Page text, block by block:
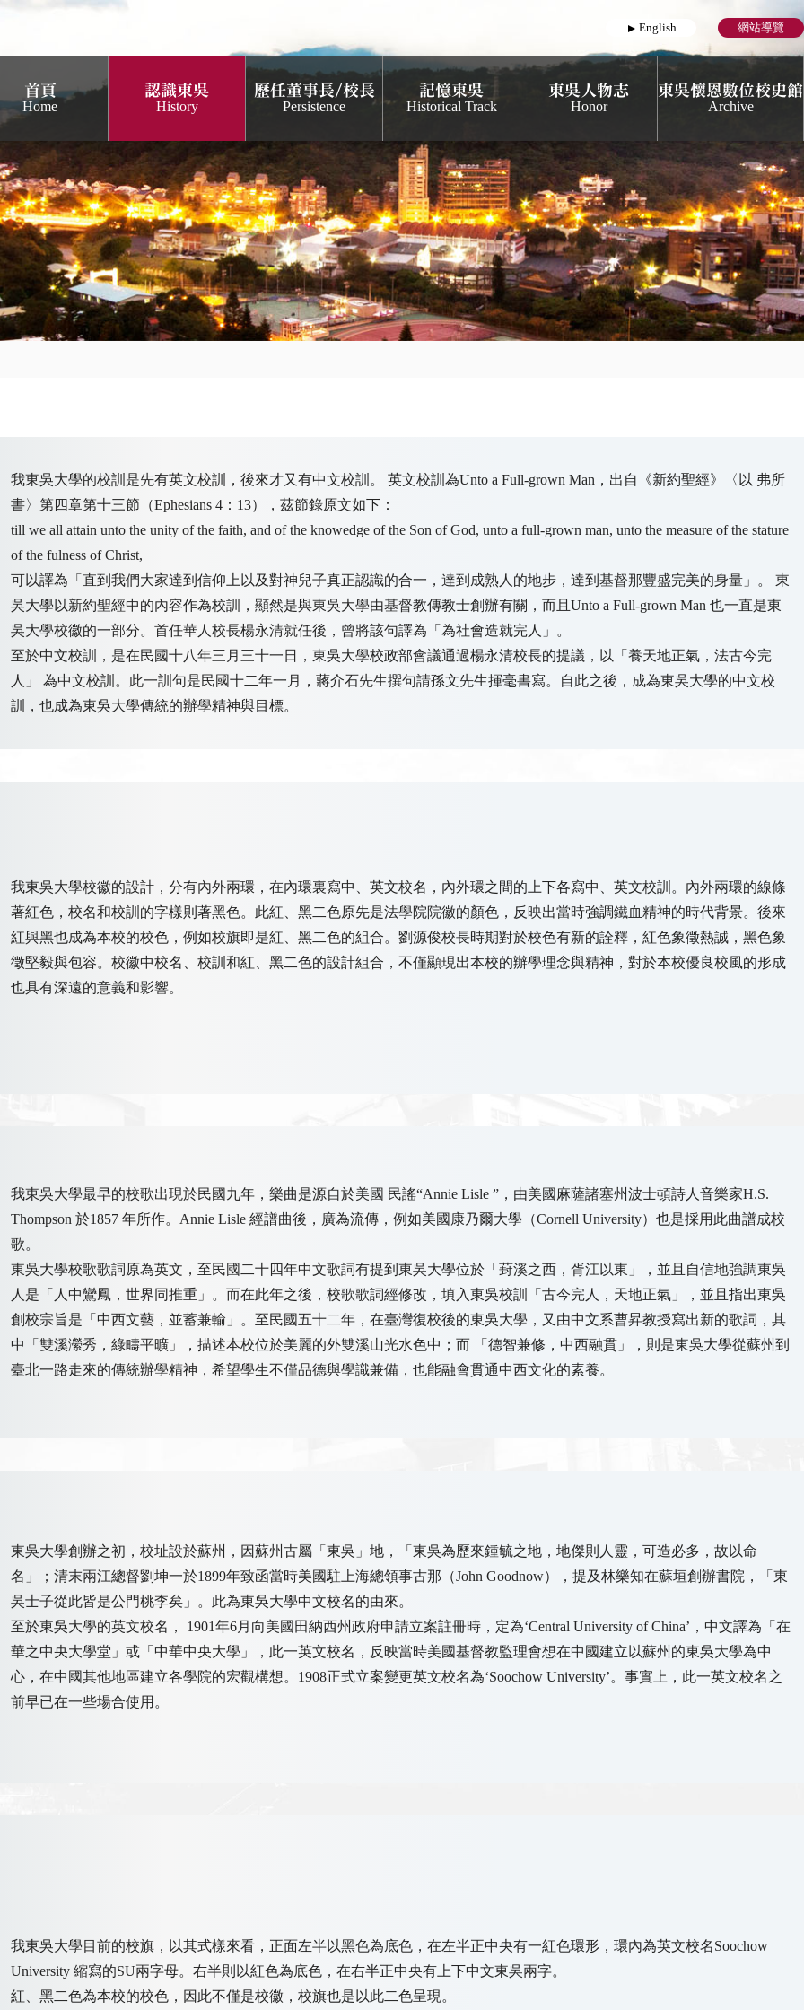
English 網站導覽
首頁
Home
認識東吳
History
歷任董事長/校長
Persistence
記憶東吳
Historical Track
東吳人物志
Honor
東吳懷恩數位校史館
Archive
我東吳大學的校訓是先有英文校訓，後來才又有中文校訓。 英文校訓為Unto a Full-grown Man，出自《新約聖經》〈以 弗所
書〉第四章第十三節（Ephesians 4：13），茲節錄原文如下：
till we all attain unto the unity of the faith, and of the knowedge of the Son of God, unto a full-grown man, unto the measure of the stature
of the fulness of Christ,
可以譯為「直到我們大家達到信仰上以及對神兒子真正認識的合一，達到成熟人的地步，達到基督那豐盛完美的身量」。 東
吳大學以新約聖經中的內容作為校訓，顯然是與東吳大學由基督教傳教士創辦有關，而且Unto a Full-grown Man 也一直是東
吳大學校徽的一部分。首任華人校長楊永清就任後，曾將該句譯為「為社會造就完人」。
至於中文校訓，是在民國十八年三月三十一日，東吳大學校政部會議通過楊永清校長的提議，以「養天地正氣，法古今完
人」 為中文校訓。此一訓句是民國十二年一月，蔣介石先生撰句請孫文先生揮毫書寫。自此之後，成為東吳大學的中文校
訓，也成為東吳大學傳統的辦學精神與目標。
我東吳大學校徽的設計，分有內外兩環，在內環裏寫中、英文校名，內外環之間的上下各寫中、英文校訓。內外兩環的線條
著紅色，校名和校訓的字樣則著黑色。此紅、黑二色原先是法學院院徽的顏色，反映出當時強調鐵血精神的時代背景。後來
紅與黑也成為本校的校色，例如校旗即是紅、黑二色的組合。劉源俊校長時期對於校色有新的詮釋，紅色象徵熱誠，黑色象
徵堅毅與包容。校徽中校名、校訓和紅、黑二色的設計組合，不僅顯現出本校的辦學理念與精神，對於本校優良校風的形成
也具有深遠的意義和影響。
我東吳大學最早的校歌出現於民國九年，樂曲是源自於美國 民謠“Annie Lisle ”，由美國麻薩諸塞州波士頓詩人音樂家H.S.
Thompson 於1857 年所作。Annie Lisle 經譜曲後，廣為流傳，例如美國康乃爾大學（Cornell University）也是採用此曲譜成校
歌。
東吳大學校歌歌詞原為英文，至民國二十四年中文歌詞有提到東吳大學位於「葑溪之西，胥江以東」，並且自信地強調東吳
人是「人中鸞鳳，世界同推重」。而在此年之後，校歌歌詞經修改，填入東吳校訓「古今完人，天地正氣」，並且指出東吳
創校宗旨是「中西文藝，並蓄兼輸」。至民國五十二年，在臺灣復校後的東吳大學，又由中文系曹昇教授寫出新的歌詞，其
中「雙溪瀠秀，綠疇平曠」，描述本校位於美麗的外雙溪山光水色中；而 「德智兼修，中西融貫」，則是東吳大學從蘇州到
臺北一路走來的傳統辦學精神，希望學生不僅品德與學識兼備，也能融會貫通中西文化的素養。
東吳大學創辦之初，校址設於蘇州，因蘇州古屬「東吳」地，「東吳為歷來鍾毓之地，地傑則人靈，可造必多，故以命
名」；清末兩江總督劉坤一於1899年致函當時美國駐上海總領事古那（John Goodnow），提及林樂知在蘇垣創辦書院，「東
吳士子從此皆是公門桃李矣」。此為東吳大學中文校名的由來。
至於東吳大學的英文校名， 1901年6月向美國田納西州政府申請立案註冊時，定為‘Central University of China’，中文譯為「在
華之中央大學堂」或「中華中央大學」，此一英文校名，反映當時美國基督教監理會想在中國建立以蘇州的東吳大學為中
心，在中國其他地區建立各學院的宏觀構想。1908正式立案變更英文校名為‘Soochow University’。事實上，此一英文校名之
前早已在一些場合使用。
我東吳大學目前的校旗，以其式樣來看，正面左半以黑色為底色，在左半正中央有一紅色環形，環內為英文校名Soochow
University 縮寫的SU兩字母。右半則以紅色為底色，在右半正中央有上下中文東吳兩字。
紅、黑二色為本校的校色，因此不僅是校徽，校旗也是以此二色呈現。